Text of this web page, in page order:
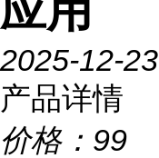
应用
2025-12-23
产品详情
价格： 99